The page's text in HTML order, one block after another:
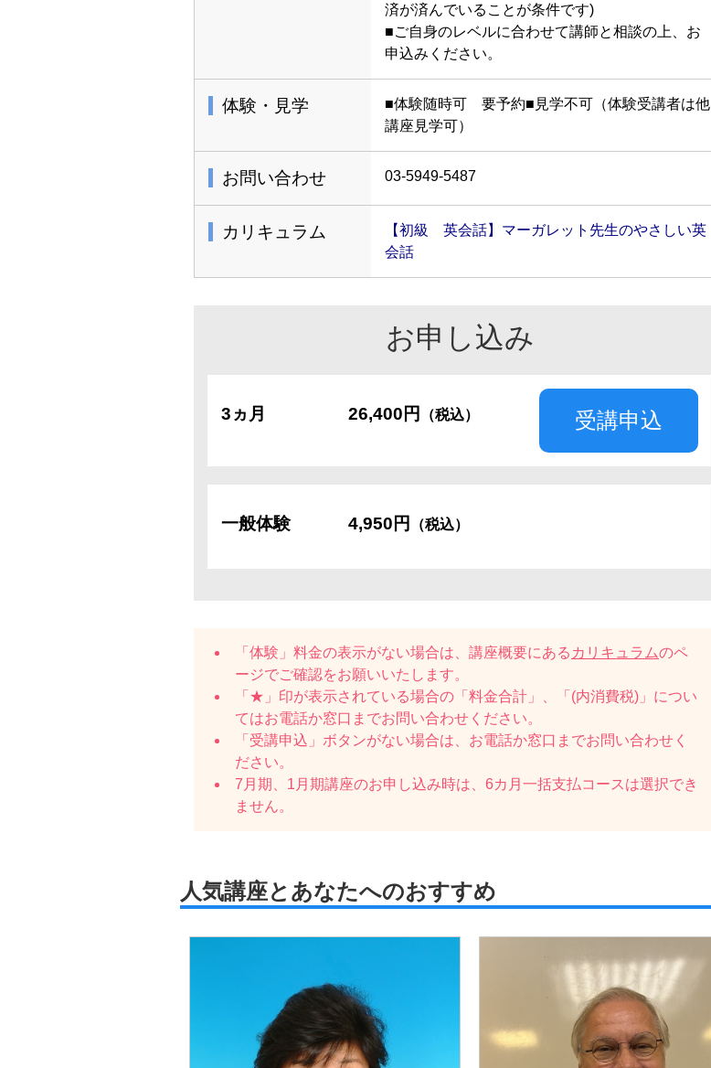
済が済んでいることが条件です)
■ご自身のレベルに合わせて講師と相談の上、お
申込みください。
体験・見学
■体験随時可 要予約■見学不可（体験受講者は他
講座見学可）
お問い合わせ 03-5949-5487
カリキュラム
【初級 英会話】マーガレット先生のやさしい英
会話
お申し込み
3ヵ月 26,400円 （税込） 受講申込
一般体験 4,950円 （税込）
「体験」料金の表示がない場合は、講座概要にある カリキュラムのペ
ージでご確認をお願いいたします。
「★」印が表示されている場合の「料金合計」、「(内消費税)」につい
てはお電話か窓口までお問い合わせください。
「受講申込」ボタンがない場合は、お電話か窓口までお問い合わせく
ださい。
7月期、1月期講座のお申し込み時は、6カ月一括支払コースは選択でき
ません。